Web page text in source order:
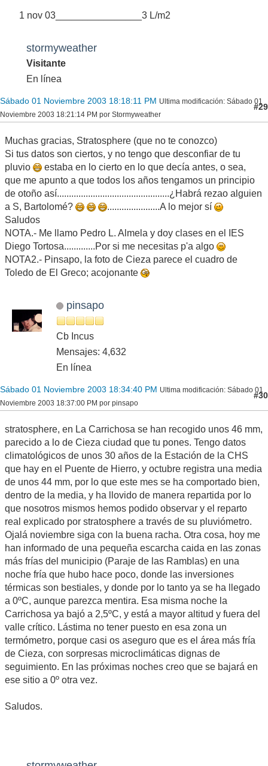
1 nov 03________________3 L/m2
stormyweather
Visitante
En línea
Sábado 01 Noviembre 2003 18:18:11 PM Ultima modificación: Sábado 01
Noviembre 2003 18:21:14 PM por Stormyweather
#29
Muchas gracias, Stratosphere (que no te conozco)
Si tus datos son ciertos, y no tengo que desconfiar de tu
pluvio
estaba en lo cierto en lo que decía antes, o sea,
que me apunto a que todos los años tengamos un principio
de otoño así...............................................¿Habrá rezao alguien
a S, Bartolomé?
......................A lo mejor sí
Saludos
NOTA.- Me llamo Pedro L. Almela y doy clases en el IES
Diego Tortosa.............Por si me necesitas p'a algo
NOTA2.- Pinsapo, la foto de Cieza parece el cuadro de
Toledo de El Greco; acojonante
pinsapo
Cb Incus
Mensajes: 4,632
En línea
Sábado 01 Noviembre 2003 18:34:40 PM Ultima modificación: Sábado 01
Noviembre 2003 18:37:00 PM por pinsapo
#30
stratosphere, en La Carrichosa se han recogido unos 46 mm,
parecido a lo de Cieza ciudad que tu pones. Tengo datos
climatológicos de unos 30 años de la Estación de la CHS
que hay en el Puente de Hierro, y octubre registra una media
de unos 44 mm, por lo que este mes se ha comportado bien,
dentro de la media, y ha llovido de manera repartida por lo
que nosotros mismos hemos podido observar y el reparto
real explicado por stratosphere a través de su pluviómetro.
Ojalá noviembre siga con la buena racha. Otra cosa, hoy me
han informado de una pequeña escarcha caida en las zonas
más frías del municipio (Paraje de las Ramblas) en una
noche fría que hubo hace poco, donde las inversiones
térmicas son bestiales, y donde por lo tanto ya se ha llegado
a 0ºC, aunque parezca mentira. Esa misma noche la
Carrichosa ya bajó a 2,5ºC, y está a mayor altitud y fuera del
valle crítico. Lástima no tener puesto en esa zona un
termómetro, porque casi os aseguro que es el área más fría
de Cieza, con sorpresas microclimáticas dignas de
seguimiento. En las próximas noches creo que se bajará en
ese sitio a 0º otra vez.
Saludos.